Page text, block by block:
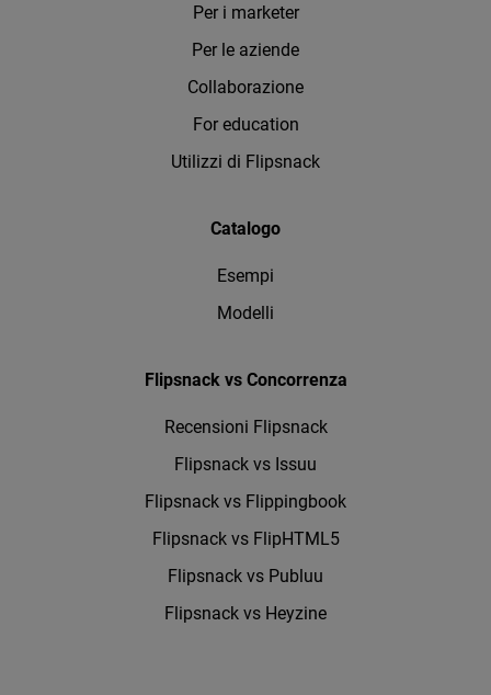
Per i marketer
Per le aziende
Collaborazione
For education
Utilizzi di Flipsnack
Catalogo
Esempi
Modelli
Flipsnack vs Concorrenza
Recensioni Flipsnack
Flipsnack vs Issuu
Flipsnack vs Flippingbook
Flipsnack vs FlipHTML5
Flipsnack vs Publuu
Flipsnack vs Heyzine